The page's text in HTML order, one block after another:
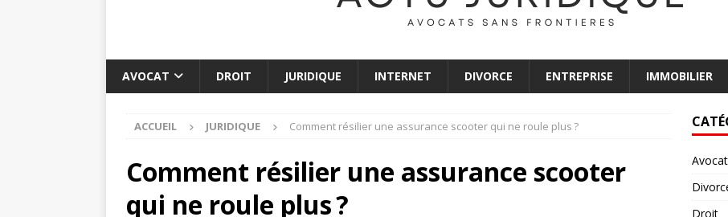
AVOCAT DROIT JURIDIQUE INTERNET DIVORCE ENTREPRISE IMMOBILIER
ACCUEIL JURIDIQUE Comment résilier une assurance scooter qui ne roule plus ?
Comment résilier une assurance scooter
qui ne roule plus ?
Avocat
Droit